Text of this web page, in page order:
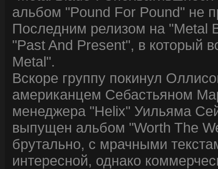
альбом "Pound For Pound" не
Последним релизом на "Metal
"Past And Present", в который
Metal".
Вскоре группу покинул
американцем Себастьяном
менеджера "Helix" Уильяма
выпущен альбом "Worth The
брутально, с мрачными
интересной, однако